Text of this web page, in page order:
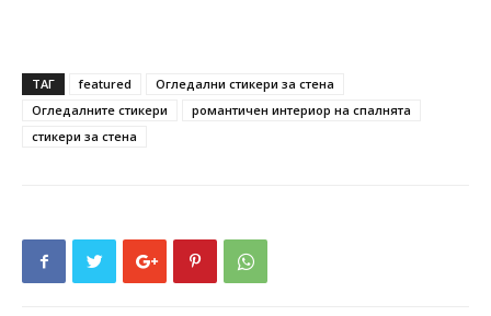
ТАГ featured
Oгледални стикери за стена
Огледалните стикери
романтичен интериор на спалнята
стикери за стена